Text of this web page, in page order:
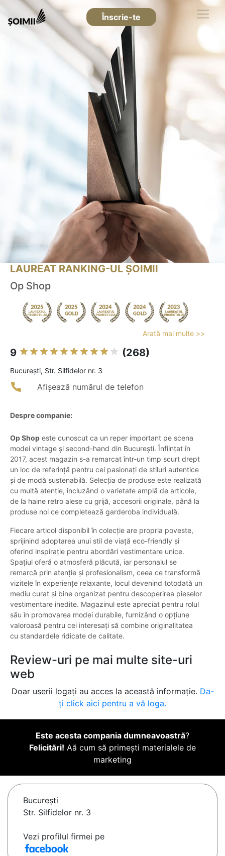
Înscrie-te
LAUREAT RANKING-UL ȘOIMII
Op Shop
Arată mai multe >>
9 (268)
Bucureşti, Str. Silfidelor nr. 3
Afișează numărul de telefon
Despre companie:
Op Shop este cunoscut ca un reper important pe scena
modei vintage și second-hand din București. Înființat în
2017, acest magazin s-a remarcat într-un timp scurt drept
un loc de referință pentru cei pasionați de stiluri autentice
și de modă sustenabilă. Selecția de produse este realizată
cu multă atenție, incluzând o varietate amplă de articole,
de la haine retro alese cu grijă, accesorii originale, până la
produse noi ce completează garderoba individuală.
Fiecare articol disponibil în colecție are propria poveste,
sprijinind adoptarea unui stil de viață eco-friendly și
oferind inspirație pentru abordări vestimentare unice.
Spațiul oferă o atmosferă plăcută, iar personalul se
remarcă prin atenție și profesionalism, ceea ce transformă
vizitele în experiențe relaxante, locul devenind totodată un
mediu curat și bine organizat pentru descoperirea pieselor
vestimentare inedite. Magazinul este apreciat pentru rolul
său în promovarea modei durabile, furnizând o opțiune
valoroasă pentru cei interesați să combine originalitatea
cu standardele ridicate de calitate.
Review-uri pe mai multe site-uri
web
Doar userii logați au acces la această informație. Da-
ți click aici pentru a vă loga.
Este acesta compania dumneavoastră?
Felicitări! Aă cum să primești materialele de
marketing
Bucureşti
Str. Silfidelor nr. 3
Vezi profilul firmei pe